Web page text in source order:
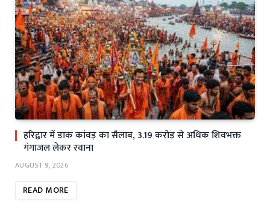
हरिद्वार में डाक कांवड़ का सैलाब, 3.19 करोड़ से अधिक शिवभक्त
गंगाजल लेकर रवाना
AUGUST 9, 2026
READ MORE